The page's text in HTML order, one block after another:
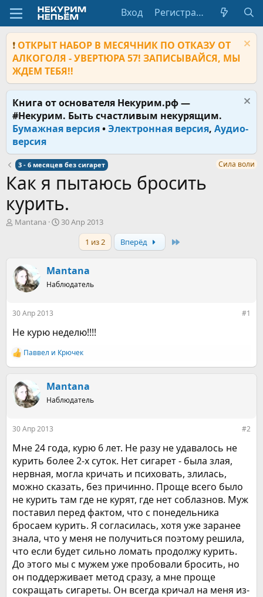
Вход Регистрация
❗ ОТКРЫТ НАБОР В МЕСЯЧНИК ПО ОТКАЗУ ОТ
АЛКОГОЛЯ - УВЕРТЮРА 57! ЗАПИСЫВАЙСЯ, МЫ
ЖДЕМ ТЕБЯ!!
Книга от основателя Некурим.рф —
#Некурим. Быть счастливым некурящим.
Бумажная версия•Электронная версия, Аудио-
версия
3 - 6 месяцев без сигарет Сила воли
Как я пытаюсь бросить
курить.
А
т
е
Mantana
Д
а
ч
30 Апр 2013
1 из 2
Вперёд
Mantana
Наблюдатель
30 Апр 2013 #1
Не курю неделю!!!!
Р
е
к
ц
и
Паввел и Крючек
Mantana
Наблюдатель
30 Апр 2013 #2
Мне 24 года, курю 6 лет. Не разу не удавалось не
курить более 2-х суток. Нет сигарет - была злая,
нервная, могла кричать и психовать, злилась,
можно сказать, без причинно. Проще всего было
не курить там где не курят, где нет соблазнов. Муж
поставил перед фактом, что с понедельника
бросаем курить. Я согласилась, хотя уже заранее
знала, что у меня не получиться поэтому решила,
что если будет сильно ломать продолжу курить.
До этого мы с мужем уже пробовали бросить, но
он поддерживает метод сразу, а мне проще
сокращать сигареты. Он всегда кричал на меня из-